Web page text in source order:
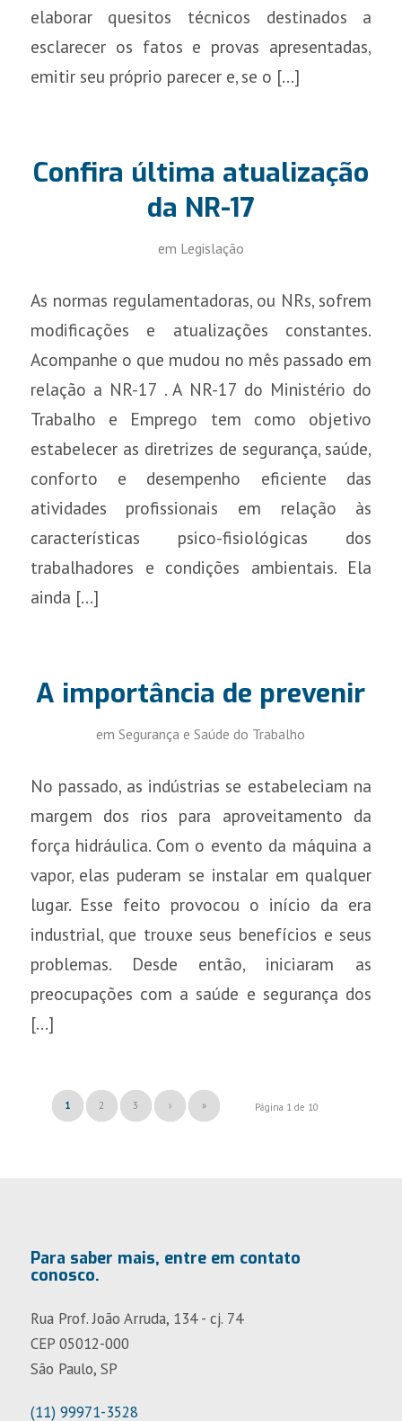
elaborar quesitos técnicos destinados a
esclarecer os fatos e provas apresentadas,
emitir seu próprio parecer e, se o […]
Confira última atualização
da NR-17
em Legislação
As normas regulamentadoras, ou NRs, sofrem
modificações e atualizações constantes.
Acompanhe o que mudou no mês passado em
relação a NR-17 . A NR-17 do Ministério do
Trabalho e Emprego tem como objetivo
estabelecer as diretrizes de segurança, saúde,
conforto e desempenho eficiente das
atividades profissionais em relação às
características psico-fisiológicas dos
trabalhadores e condições ambientais. Ela
ainda […]
A importância de prevenir
emSegurança e Saúde do Trabalho
No passado, as indústrias se estabeleciam na
margem dos rios para aproveitamento da
força hidráulica. Com o evento da máquina a
vapor, elas puderam se instalar em qualquer
lugar. Esse feito provocou o início da era
industrial, que trouxe seus benefícios e seus
problemas. Desde então, iniciaram as
preocupações com a saúde e segurança dos
[…]
Página 1 de 10
1 2 3 › »
Para saber mais, entre em contato
conosco.
Rua Prof. João Arruda, 134 - cj. 74
CEP 05012-000
São Paulo, SP
(11) 99971-3528